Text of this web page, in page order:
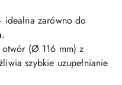
idealna zarówno do
.
(Ø 116 mm) z
szybkie uzupełnianie